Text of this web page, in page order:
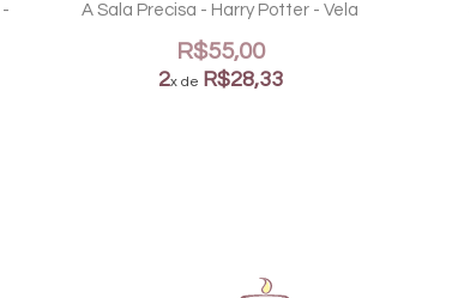
A Sala Precisa - Harry Potter - Vela
R$55,00
2x de R$28,33